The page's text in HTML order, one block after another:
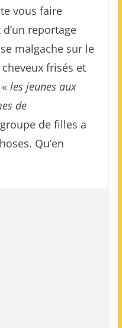
vous faire
reportage
malgache sur le
frisés et
les jeunes aux
de
de filles a
Qu’en